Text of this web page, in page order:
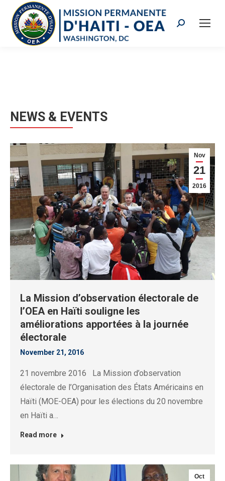
Search:
NEWS & EVENTS
Nov
21
2016
La Mission d’observation électorale de
l’OEA en Haïti souligne les
améliorations apportées à la journée
électorale
November 21, 2016
21 novembre 2016 La Mission d’observation
électorale de l’Organisation des États Américains en
Haïti (MOE-OEA) pour les élections du 20 novembre
en Haïti a…
Read more
Oct